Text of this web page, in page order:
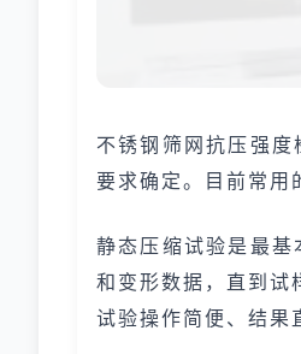
不锈钢筛网抗压强
要求确定。目前常用
静态压缩试验是最
和变形数据，直到试
试验操作简便、结果